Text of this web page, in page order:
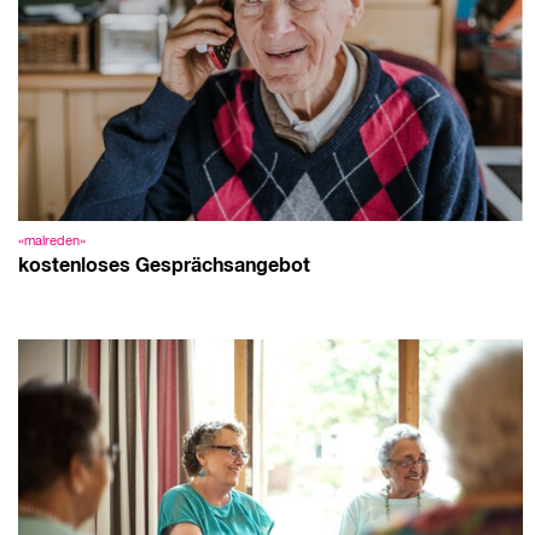
«malreden»
kostenloses Gesprächsangebot